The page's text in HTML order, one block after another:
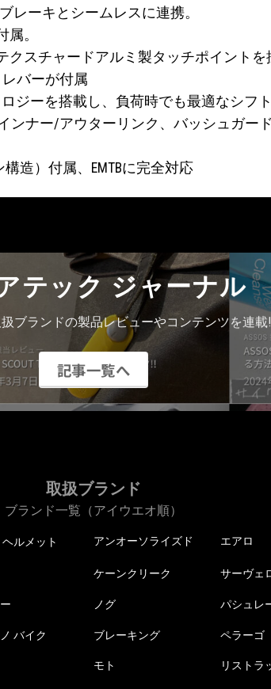
レーキとシームレスに連携。
。
クスチャードアルミ製タッチポイントを
バーが付属
ロジーを搭載し、負荷時でも最適なシフ
ンナー/アウターリンク、バッシュガ
構造）付属、EMTBに完全対応
テック ジャーナル
ブランドの製品レビューやコンテンツを連載
記事一覧へ
取扱ブランド
ブランド一覧（アイウエオ順）
ルメット アンオーソライズド エアロ
ケーンクリーク サーヴェ
ノグ パシュレ
バイク ブレーキング ペラーゴ
モト リストラ